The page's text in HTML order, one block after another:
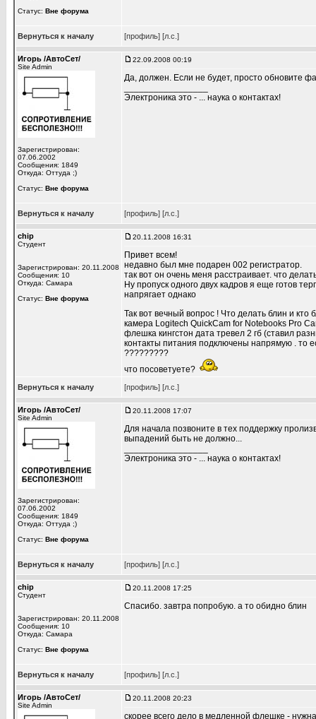
Статус: Вне форума
Вернуться к началу [профиль] [л.с.]
Игорь /АвтоСет/
Site Admin
Зарегистрирован:
07.06.2002
Сообщения: 1849
Откуда: Оттуда ;)
Статус: Вне форума
22.09.2008 00:19
Да, должен. Если не будет, просто обновите
Электроника это - ... наука о контактах!
Вернуться к началу [профиль] [л.с.]
chip
Студент
Зарегистрирован: 20.11.2008
Сообщения: 10
Откуда: Самара
Статус: Вне форума
20.11.2008 16:31
Привет всем!
недавно был мне подарен 002 регистратор.
так вот он очень меня расстраивает. что
Ну пропуск одного двух кадров я еще готов
напрягает однако
Так вот вечный вопрос ! Что делать блин и кто
камера Logitech QuickCam for Notebooks Pro
флешка кингстон дата тревел 2 гб (ставил
контакты питания подключены напрямую . то
?????????
что посоветуете?
Вернуться к началу [профиль] [л.с.]
Игорь /АвтоСет/
Site Admin
Зарегистрирован:
07.06.2002
Сообщения: 1849
Откуда: Оттуда ;)
Статус: Вне форума
20.11.2008 17:07
Для начала позвоните в тех поддержку
выпадений быть не должно...
Электроника это - ... наука о контактах!
Вернуться к началу [профиль] [л.с.]
chip
Студент
Зарегистрирован: 20.11.2008
Сообщения: 10
Откуда: Самара
Статус: Вне форума
20.11.2008 17:25
Спасибо. завтра попробую. а то обидно блин
Вернуться к началу [профиль] [л.с.]
Игорь /АвтоСет/
Site Admin
20.11.2008 20:23
скорее всего дело в медленной флешке -